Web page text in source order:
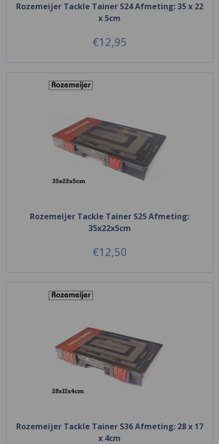
Rozemeijer Tackle Tainer S24 Afmeting: 35 x 22
x 5cm
€12,95
Rozemeijer Tackle Tainer S25 Afmeting:
35x22x5cm
€12,50
Rozemeijer Tackle Tainer S36 Afmeting: 28 x 17
x 4cm